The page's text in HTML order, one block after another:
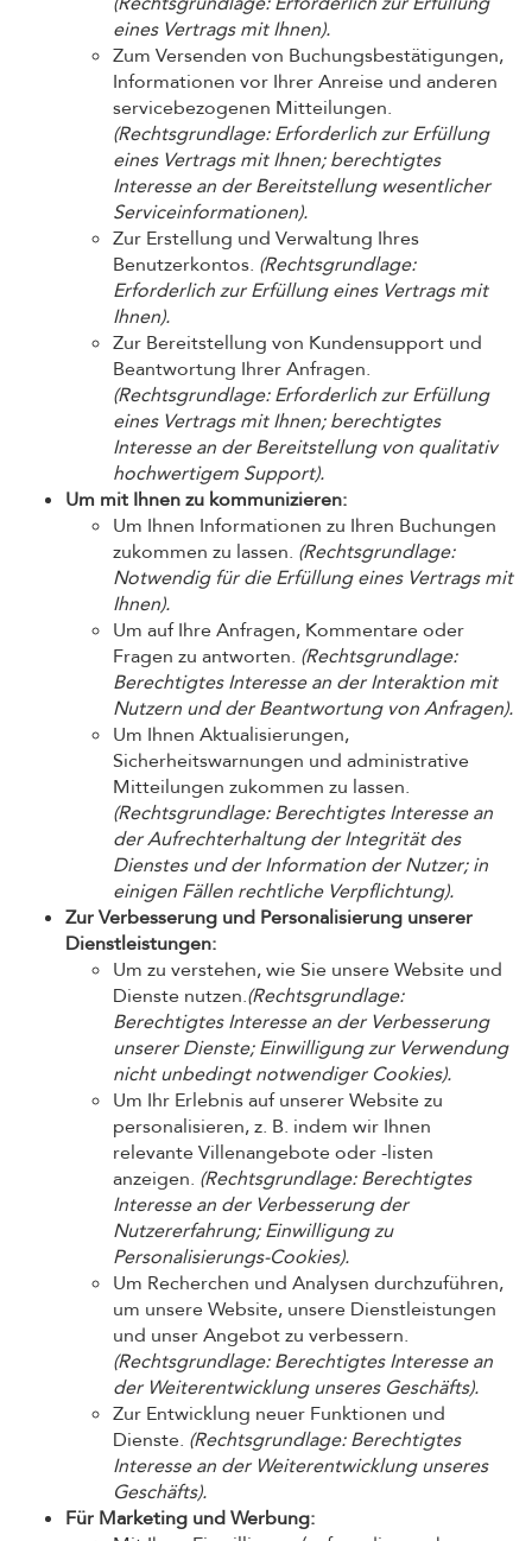
eines Vertrags mit Ihnen).
Zum Versenden von Buchungsbestätigungen,
Informationen vor Ihrer Anreise und anderen
servicebezogenen Mitteilungen.
(Rechtsgrundlage: Erforderlich zur Erfüllung
eines Vertrags mit Ihnen; berechtigtes
Interesse an der Bereitstellung wesentlicher
Serviceinformationen).
Zur Erstellung und Verwaltung Ihres
Benutzerkontos. (Rechtsgrundlage:
Erforderlich zur Erfüllung eines Vertrags mit
Ihnen).
Zur Bereitstellung von Kundensupport und
Beantwortung Ihrer Anfragen.
(Rechtsgrundlage: Erforderlich zur Erfüllung
eines Vertrags mit Ihnen; berechtigtes
Interesse an der Bereitstellung von qualitativ
hochwertigem Support).
Um mit Ihnen zu kommunizieren:
Um Ihnen Informationen zu Ihren Buchungen
zukommen zu lassen. (Rechtsgrundlage:
Notwendig für die Erfüllung eines Vertrags mit
Ihnen).
Um auf Ihre Anfragen, Kommentare oder
Fragen zu antworten. (Rechtsgrundlage:
Berechtigtes Interesse an der Interaktion mit
Nutzern und der Beantwortung von Anfragen).
Um Ihnen Aktualisierungen,
Sicherheitswarnungen und administrative
Mitteilungen zukommen zu lassen.
(Rechtsgrundlage: Berechtigtes Interesse an
der Aufrechterhaltung der Integrität des
Dienstes und der Information der Nutzer; in
einigen Fällen rechtliche Verpflichtung).
Zur Verbesserung und Personalisierung unserer
Dienstleistungen:
Um zu verstehen, wie Sie unsere Website und
Dienste nutzen.(Rechtsgrundlage:
Berechtigtes Interesse an der Verbesserung
unserer Dienste; Einwilligung zur Verwendung
nicht unbedingt notwendiger Cookies).
Um Ihr Erlebnis auf unserer Website zu
personalisieren, z. B. indem wir Ihnen
relevante Villenangebote oder -listen
anzeigen. (Rechtsgrundlage: Berechtigtes
Interesse an der Verbesserung der
Nutzererfahrung; Einwilligung zu
Personalisierungs-Cookies).
Um Recherchen und Analysen durchzuführen,
um unsere Website, unsere Dienstleistungen
und unser Angebot zu verbessern.
(Rechtsgrundlage: Berechtigtes Interesse an
der Weiterentwicklung unseres Geschäfts).
Zur Entwicklung neuer Funktionen und
Dienste. (Rechtsgrundlage: Berechtigtes
Interesse an der Weiterentwicklung unseres
Geschäfts).
Für Marketing und Werbung: